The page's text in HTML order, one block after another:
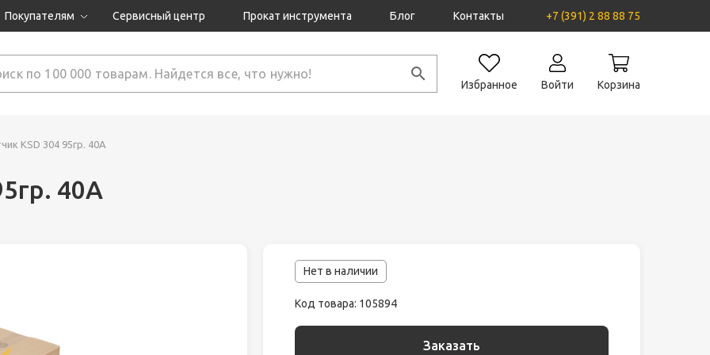
Покупателям
Как оформить заказ?
Сервисный центр Прокат инструмента Блог Контакты +7 (391) 2 88 88 75
Избранное Войти Корзина
KSD 304 95гр. 40А
40А
Нет в наличии
Код товара: 105894
Заказать